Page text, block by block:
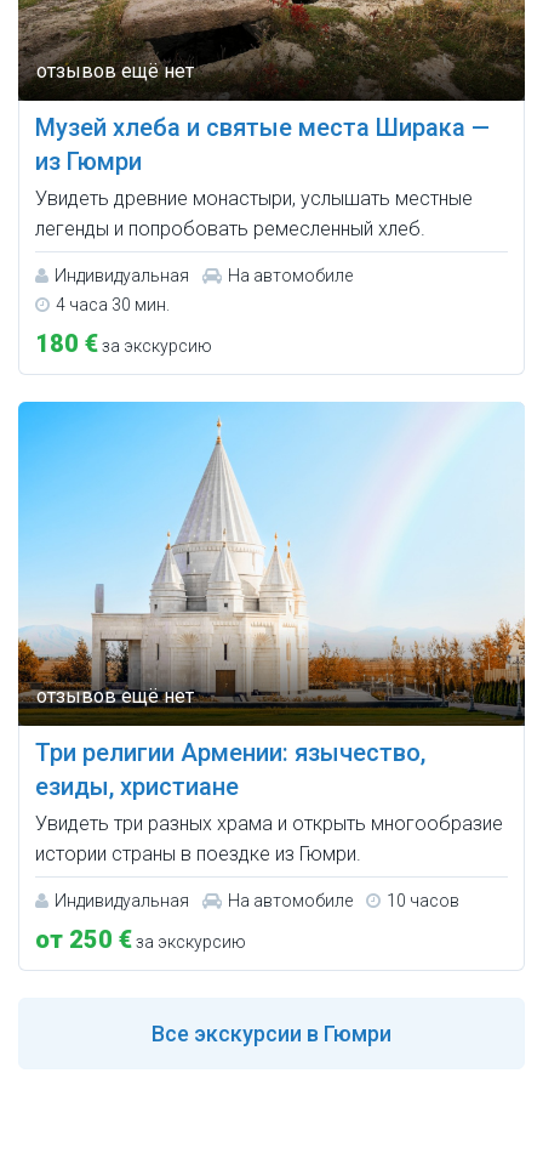
Музей хлеба и святые места Ширака —
из Гюмри
Увидеть древние монастыри, услышать местные
легенды и попробовать ремесленный хлеб.
Индивидуальная
На автомобиле
4 часа 30 мин.
180 €за экскурсию
Три религии Армении: язычество,
езиды, христиане
Увидеть три разных храма и открыть многообразие
истории страны в поездке из Гюмри.
Индивидуальная На автомобиле 10 часов
от 250 €за экскурсию
Все экскурсии в Гюмри